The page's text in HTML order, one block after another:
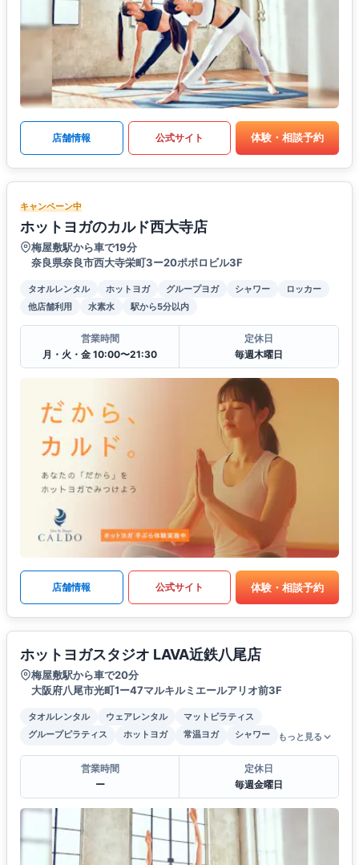
店舗情報 公式サイト 体験・相談予約
キャンペーン中
ホットヨガのカルド西大寺店
梅屋敷駅から車で19分
奈良県奈良市西大寺栄町3ー20ポポロビル3F
タオルレンタル ホットヨガ グループヨガ シャワー
ロッカー
他店舗利用
水素水 駅から5分以内
営業時間
月・火・金 10:00〜21:30
定休日
毎週木曜日
店舗情報 公式サイト 体験・相談予約
ホットヨガスタジオ LAVA近鉄八尾店
梅屋敷駅から車で20分
大阪府八尾市光町1ー47マルキルミエールアリオ前3F
タオルレンタル ウェアレンタル
マットピラティス
グループピラティス
ホットヨガ 常温ヨガ シャワー もっと見る
営業時間
ー
定休日
毎週金曜日